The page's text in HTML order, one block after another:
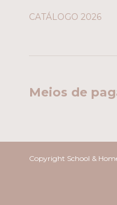
CATÁLOGO 2026
Meios de
Copyright School &